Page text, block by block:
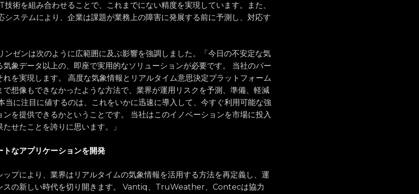
術を組み合わせることで、これまでにない精度を実現しています。また、
ステムにより、企業は課題が業務上の障害に発展する前に予測し、対応す
ゼンは次のように広範囲に及ぶ影響を強調しました。「今日の不安定な気
象データ以上の、即座で実用的なソリューションが必要です。 当社のパー
れを実現します。 高度な気象情報とリアルタイム意思決定プラットフォーム
で想像もできなかったような方法で、業界が運用リスクを予測、準備、軽減
当に注目に値するのは、これをいかに迅速に導入して、今すぐ利用可能な強
を提供できるかということです。 当社はこのイノベーションを市場に投入
せたことを誇りに思います。」
なアプリケーションを開発
ップにより、業界はリアルタイムの気象情報を活用する方法を再定義し、運
スの新しい時代を切り開きます。 Vantiq、TruWeather、Contecは協力